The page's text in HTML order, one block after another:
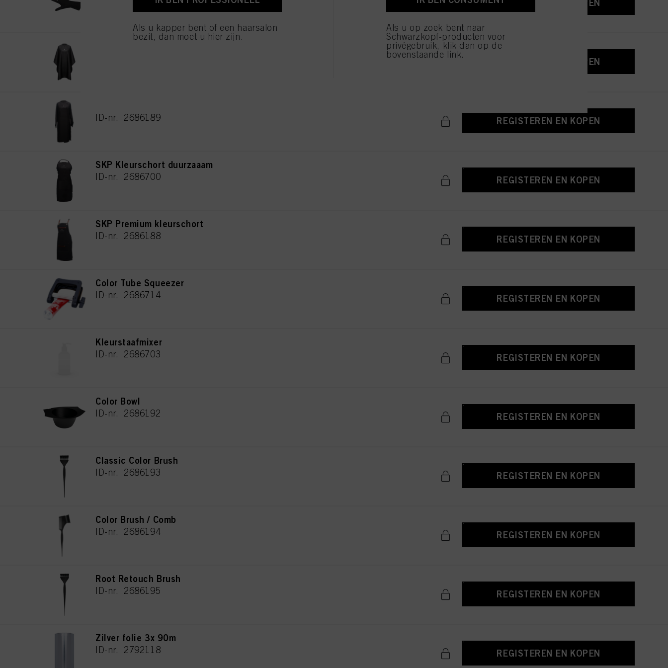
REGISTEREN EN KOPEN
REGISTEREN EN KOPEN
ID-nr. 2686189 REGISTEREN EN KOPEN
SKP Kleurschort duurzaaam
ID-nr. 2686700 REGISTEREN EN KOPEN
SKP Premium kleurschort
ID-nr. 2686188 REGISTEREN EN KOPEN
Color Tube Squeezer
ID-nr. 2686714 REGISTEREN EN KOPEN
Kleurstaafmixer
ID-nr. 2686703 REGISTEREN EN KOPEN
Color Bowl
ID-nr. 2686192 REGISTEREN EN KOPEN
Classic Color Brush
ID-nr. 2686193 REGISTEREN EN KOPEN
Color Brush / Comb
ID-nr. 2686194 REGISTEREN EN KOPEN
Root Retouch Brush
ID-nr. 2686195 REGISTEREN EN KOPEN
Zilver folie 3x 90m
ID-nr. 2792118 REGISTEREN EN KOPEN
Als u kapper bent of een haarsalon
bezit, dan moet u hier zijn.
Als u op zoek bent naar
Schwarzkopf-producten voor
privégebruik, klik dan op de
bovenstaande link.
alleen cookies gebruikt die technisch noodzakelijk zijn om u deze website aan te kunnen bieden..